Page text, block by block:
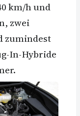
km/h und
zwei
zumindest
In-Hybride